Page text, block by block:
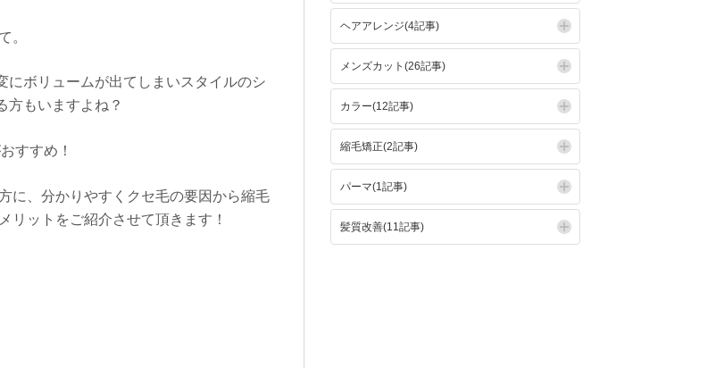
。
にボリュームが出てしまいスタイルのシ
方もいますよね？
すすめ！
に、分かりやすくクセ毛の要因から縮毛
リットをご紹介させて頂きます！
ヘアアレンジ(4記事)
メンズカット(26記事)
カラー(12記事)
縮毛矯正(2記事)
パーマ(1記事)
髪質改善(11記事)